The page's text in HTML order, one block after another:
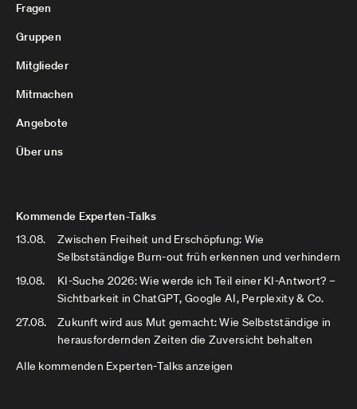
Fragen
Gruppen
Mitglieder
Mitmachen
Angebote
Über uns
Kommende Experten-Talks
13.08.
Zwischen Freiheit und Erschöpfung: Wie
Selbstständige Burn-out früh erkennen und verhindern
19.08.
KI-Suche 2026: Wie werde ich Teil einer KI-Antwort? –
Sichtbarkeit in ChatGPT, Google AI, Perplexity & Co.
27.08.
Zukunft wird aus Mut gemacht: Wie Selbstständige in
herausfordernden Zeiten die Zuversicht behalten
Alle kommenden Experten-Talks anzeigen